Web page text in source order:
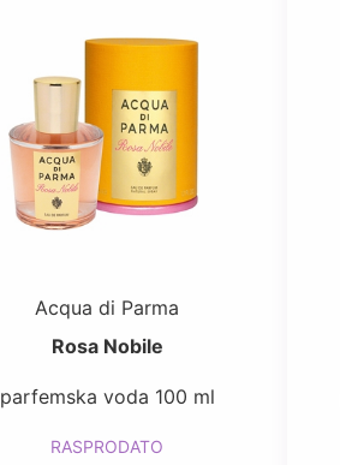
Acqua di Parma
Rosa Nobile
parfemska voda 100 ml
RASPRODATO